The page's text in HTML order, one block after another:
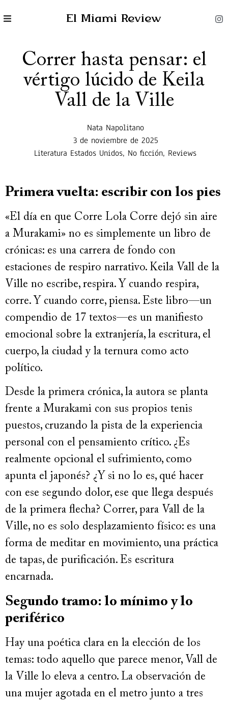
El Miami Review
Correr hasta pensar: el
vértigo lúcido de Keila
Vall de la Ville
Nata Napolitano
3 de noviembre de 2025
Literatura Estados Unidos, No ficción, Reviews
Primera vuelta: escribir con los pies
«El día en que Corre Lola Corre dejó sin aire
a Murakami» no es simplemente un libro de
crónicas: es una carrera de fondo con
estaciones de respiro narrativo. Keila Vall de la
Ville no escribe, respira. Y cuando respira,
corre. Y cuando corre, piensa. Este libro—un
compendio de 17 textos—es un manifiesto
emocional sobre la extranjería, la escritura, el
cuerpo, la ciudad y la ternura como acto
político.
Desde la primera crónica, la autora se planta
frente a Murakami con sus propios tenis
puestos, cruzando la pista de la experiencia
personal con el pensamiento crítico. ¿Es
realmente opcional el sufrimiento, como
apunta el japonés? ¿Y si no lo es, qué hacer
con ese segundo dolor, ese que llega después
de la primera flecha? Correr, para Vall de la
Ville, no es solo desplazamiento físico: es una
forma de meditar en movimiento, una práctica
de tapas, de purificación. Es escritura
encarnada.
Segundo tramo: lo mínimo y lo
periférico
Hay una poética clara en la elección de los
temas: todo aquello que parece menor, Vall de
la Ville lo eleva a centro. La observación de
una mujer agotada en el metro junto a tres